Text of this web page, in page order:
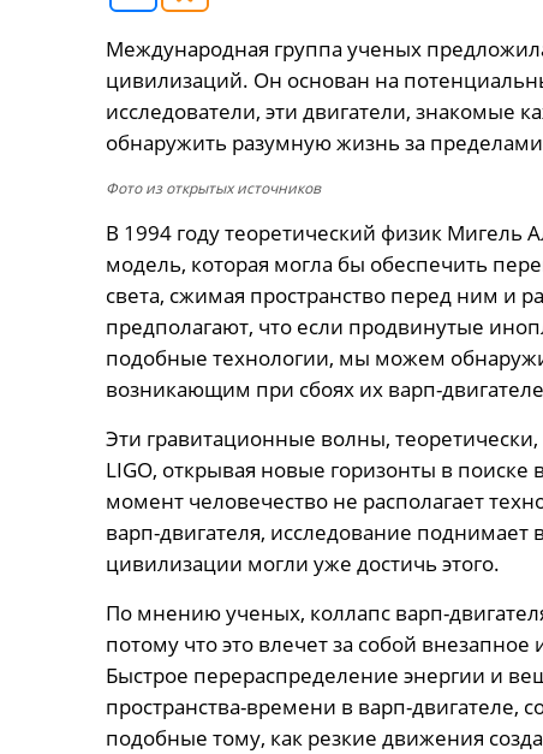
Международная группа ученых
цивилизаций. Он основан на
исследователи, эти двигатели, знакомые
обнаружить разумную жизнь за
Фото из открытых источников
В 1994 году теоретический физик Мигель
модель, которая могла бы обеспечить
света, сжимая пространство перед ним и
предполагают, что если продвинутые
подобные технологии, мы можем
возникающим при сбоях их варп-
Эти гравитационные волны,
LIGO, открывая новые горизонты в
момент человечество не располагает
варп-двигателя, исследование поднимает
цивилизации могли уже достичь этого.
По мнению ученых, коллапс варп-
потому что это влечет за собой
Быстрое перераспределение энергии и
пространства-времени в варп-двигателе,
подобные тому, как резкие движения